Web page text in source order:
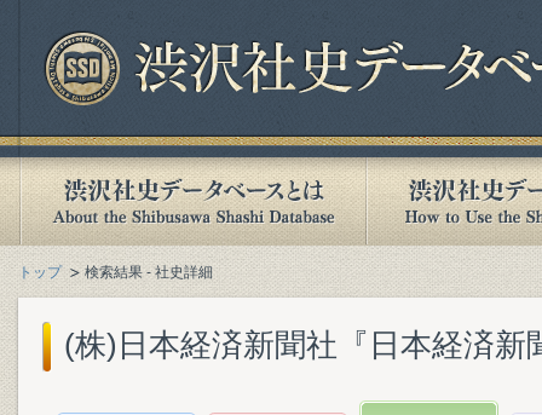
トップ 検索結果 - 社史詳細
(株)日本経済新聞社『日本経済新